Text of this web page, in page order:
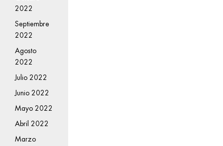
2022
Septiembre
2022
Agosto
2022
Julio 2022
Junio 2022
Mayo 2022
Abril 2022
Marzo